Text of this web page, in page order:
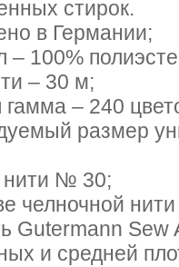
стирок.
в Германии;
– 100%
– 30 м;
гамма – 240
размер
№ 30;
челночной
Gutermann Sew
и средней